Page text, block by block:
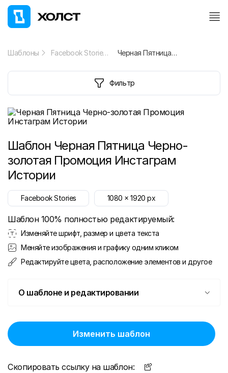
Шаблоны Facebook Stories Черная Пятница Черно-золотая Промоция Инстаграм Истории
Фильтр
Шаблон Черная Пятница Черно-
золотая Промоция Инстаграм
Истории
Facebook Stories 1080 x1920 px
Шаблон 100% полностью редактируемый:
Изменяйте шрифт, размер и цвета текста
Меняйте изображения и графику одним кликом
Редактируйте цвета, расположение элементов и другое
О шаблоне и редактировании
Изменить шаблон
Скопировать ссылку на шаблон: